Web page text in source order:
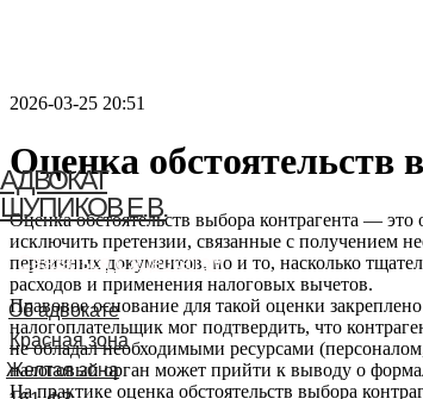
АДВОКАТ
ШУПИКОВ Е.В.
Связаться с адвокатом
Об адвокате
Красная зона
Желтая зона
2026-03-25 20:51
Оценка обстоятельств
Оценка обстоятельств выбора контрагента —
исключить претензии, связанные с получением
первичных документов, но и то, насколько
расходов и применения налоговых вычетов.
Правовое основание для такой оценки
налогоплательщик мог подтвердить, что
не обладал необходимыми ресурсами
налоговый орган может прийти к выводу о
На практике оценка обстоятельств выбора